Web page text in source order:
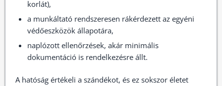
korlát),
a munkáltató rendszeresen rákérdezett az egyéni
védőeszközök állapotára,
naplózott ellenőrzések, akár minimális
dokumentáció is rendelkezésre állt.
A hatóság értékeli a szándékot, és ez sokszor életet